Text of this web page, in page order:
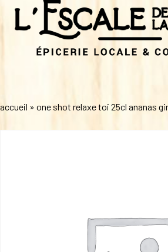
accueil » one shot relaxe toi 25cl ananas